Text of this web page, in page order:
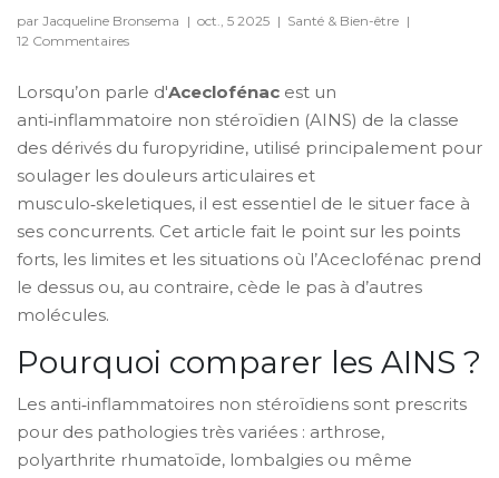
par Jacqueline Bronsema | oct., 5 2025 | Santé & Bien-être |
12 Commentaires
Lorsqu’on parle d'Aceclofénac est un
anti‑inflammatoire non stéroïdien (AINS) de la classe
des dérivés du furopyridine, utilisé principalement pour
soulager les douleurs articulaires et
musculo‑skeletiques, il est essentiel de le situer face à
ses concurrents. Cet article fait le point sur les points
forts, les limites et les situations où l’Aceclofénac prend
le dessus ou, au contraire, cède le pas à d’autres
molécules.
Pourquoi comparer les AINS ?
Les anti‑inflammatoires non stéroïdiens sont prescrits
pour des pathologies très variées : arthrose,
polyarthrite rhumatoïde, lombalgies ou même